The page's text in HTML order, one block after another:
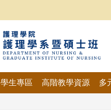
學生專區 高階教學資源 多